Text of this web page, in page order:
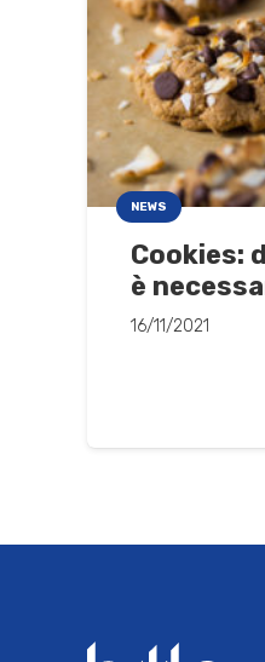
NEWS
Cookies:
è
16/11/2021